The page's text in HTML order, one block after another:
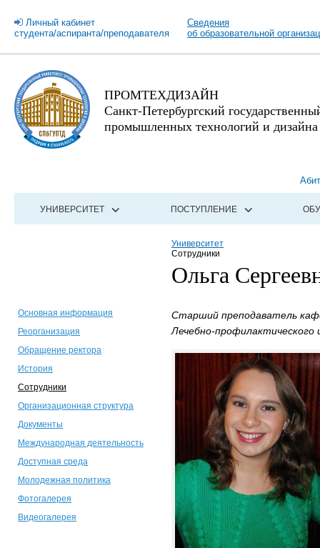
Личный кабинет
студента/аспиранта/преподавателя
Сведения
об образовательной
ПРОМТЕХДИЗАЙН
Санкт-Петербургский
промышленных технологий и дизайна
УНИВЕРСИТЕТ ПОСТУПЛЕНИЕ
Университет
Сотрудники
Ольга
Основная информация
Реорганизация
Обращение ректора
История
Сотрудники
Организационная структура
Документы
Международная деятельность
Доступная среда
Молодежная политика
Фотогалерея
Видеогалерея
Старший преподаватель
Лечебно-профилактического